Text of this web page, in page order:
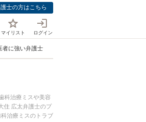
士の方はこちら
マイリスト ログイン
者に強い弁護士
科治療ミスや美容
住 広太弁護士のプ
治療ミスのトラブ